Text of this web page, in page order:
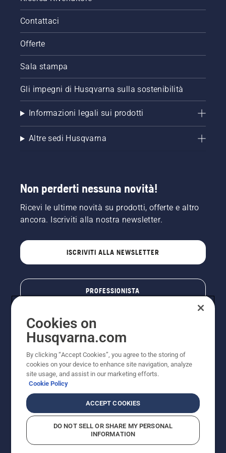
Contattaci
Offerte
Sala stampa
Gli impegni di Husqvarna sulla sostenibilità
Informazioni legali sui prodotti
Altre sedi Husqvarna
Non perderti nessuna novità!
Ricevi le ultime novità su prodotti, offerte e altro
ancora. Iscriviti alla nostra newsletter.
ISCRIVITI ALLA NEWSLETTER
PROFESSIONISTA
© Husqvarna AB (publ). Tutti i diritti riservati. I prezzi
pubblicati si intendono raccomandati e arrotondati, non
impegnativi, comprensivi di I.V.A. vigente. FERCAD SpA
- Via Retrone, 49 - 36077 Altavilla Vic. (VI) - Capitale
Sociale € 2.000.000 int. vers. P.I. e C.F. 01252490246 -
Cookies on
Husqvarna.com
By clicking “Accept Cookies”, you agree to the storing of
cookies on your device to enhance site navigation, analyze
site usage, and assist in our marketing efforts.
Cookie Policy
ACCEPT COOKIES
DO NOT SELL OR SHARE MY PERSONAL
INFORMATION